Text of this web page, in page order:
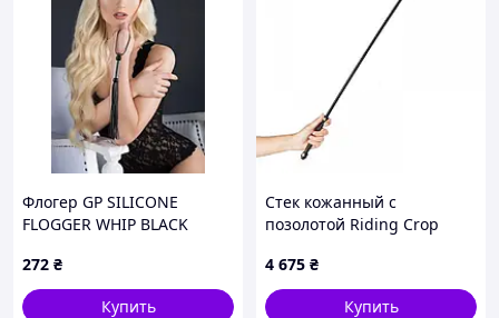
Флогер GP SILICONE
FLOGGER WHIP BLACK
272 ₴
Купить
Стек кожанный с
позолотой Riding Crop
4 675 ₴
Купить